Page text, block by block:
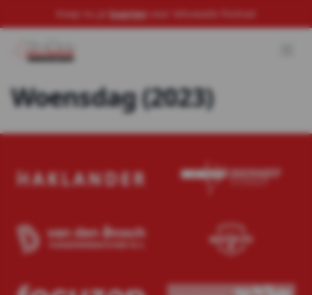
Koop nu je kaarten voor Veluwade Festival
Woensdag (2023)